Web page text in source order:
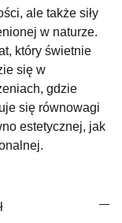
ale także siły
w naturze.
który świetnie
się w
gdzie
się równowagi
estetycznej, jak